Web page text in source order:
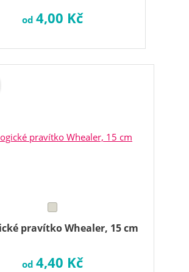
od 4,00 Kč
pravítko Whealer, 15 cm
od 4,40 Kč